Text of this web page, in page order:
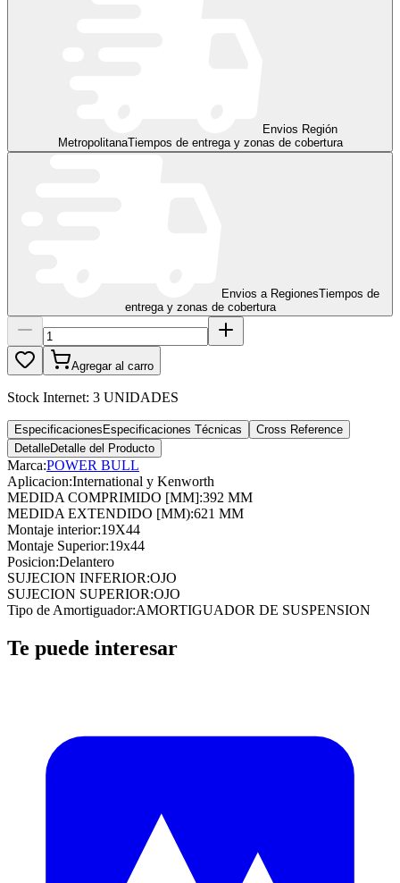
Envios Región
MetropolitanaTiempos de entrega y zonas de cobertura
Envios a RegionesTiempos de
entrega y zonas de cobertura
Agregar al carro
Stock Internet: 3 UNIDADES
Especificaciones Especificaciones Técnicas
Cross Reference
DetalleDetalle del Producto
Marca:POWER BULL
Aplicacion:International y Kenworth
MEDIDA COMPRIMIDO [MM]:392 MM
MEDIDA EXTENDIDO [MM):621 MM
Montaje interior:19X44
Montaje Superior:19x44
Posicion:Delantero
SUJECION INFERIOR:OJO
SUJECION SUPERIOR:OJO
Tipo de Amortiguador:AMORTIGUADOR DE SUSPENSION
Te puede interesar